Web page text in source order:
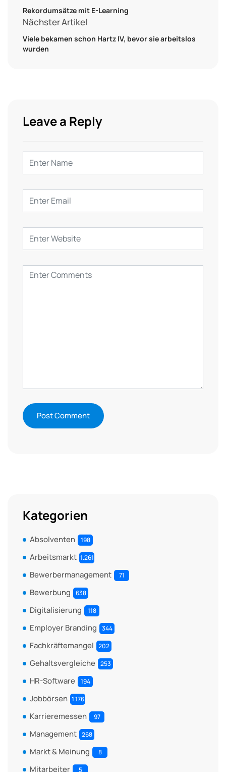
Rekordumsätze mit E-Learning
Nächster Artikel
Viele bekamen schon Hartz IV, bevor sie arbeitslos
wurden
Leave a Reply
Kategorien
Absolventen 198
Arbeitsmarkt 1.261
Bewerbermanagement 71
Bewerbung 638
Digitalisierung 118
Employer Branding 344
Fachkräftemangel 202
Gehaltsvergleiche 253
HR-Software 194
Jobbörsen 1.176
Karrieremessen 97
Management 268
Markt & Meinung 8
Mitarbeiter 5